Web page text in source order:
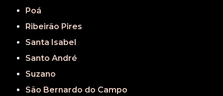
Poá
Ribeirão Pires
Santa Isabel
Santo André
Suzano
São Bernardo do Campo